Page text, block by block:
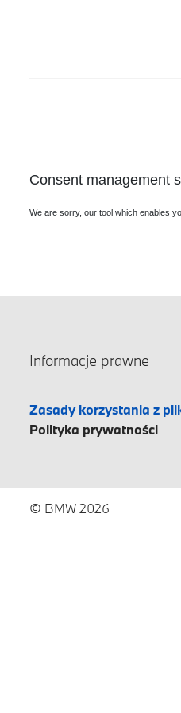
Informacje prawne
Zasady korzystania z
Polityka prywatności
© BMW 2026